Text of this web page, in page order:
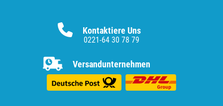
Kontaktiere Uns
0221-64 30 78 79
Versandunternehmen